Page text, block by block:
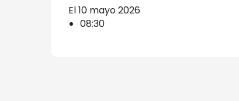
El 10 mayo 2026
08:30